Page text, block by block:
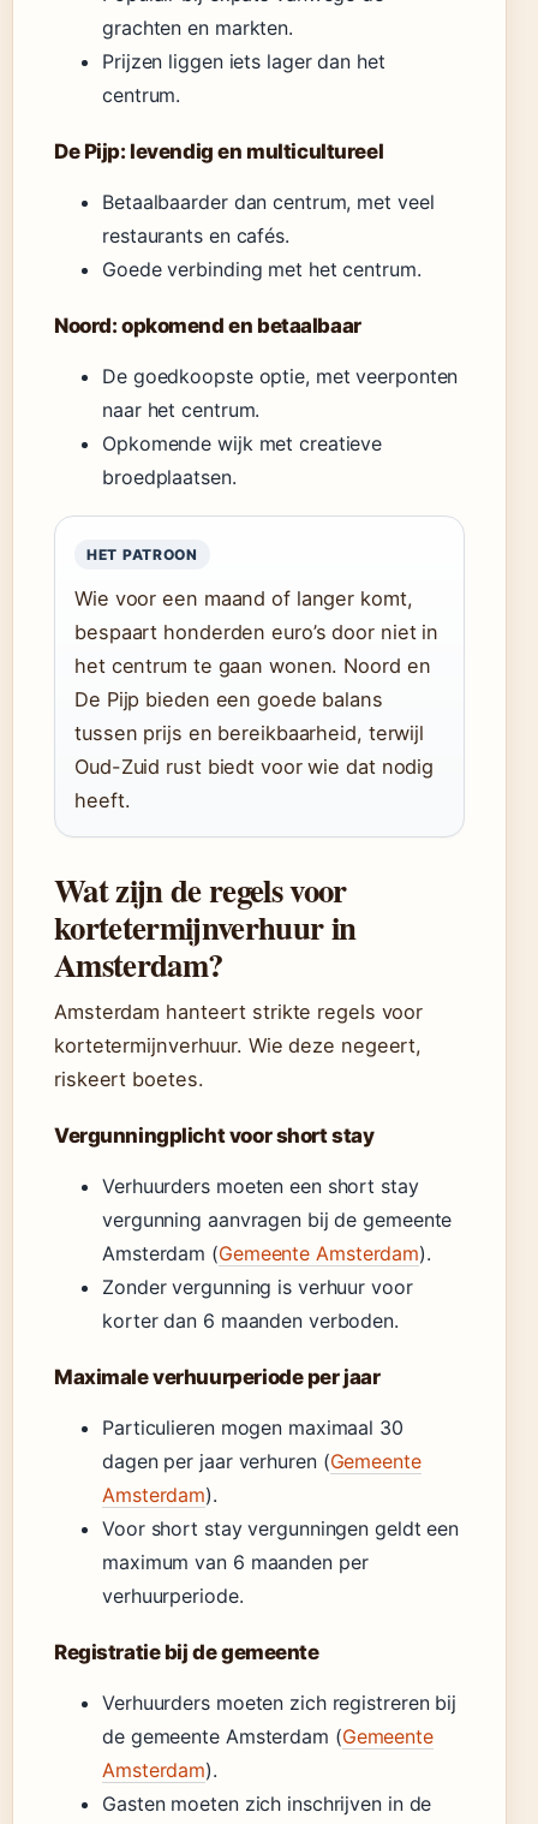
grachten en markten.
Prijzen liggen iets lager dan het
centrum.
De Pijp: levendig en multicultureel
Betaalbaarder dan centrum, met veel
restaurants en cafés.
Goede verbinding met het centrum.
Noord: opkomend en betaalbaar
De goedkoopste optie, met veerponten
naar het centrum.
Opkomende wijk met creatieve
broedplaatsen.
HET PATROON
Wie voor een maand of langer komt,
bespaart honderden euro’s door niet in
het centrum te gaan wonen. Noord en
De Pijp bieden een goede balans
tussen prijs en bereikbaarheid, terwijl
Oud-Zuid rust biedt voor wie dat nodig
heeft.
Wat zijn de regels voor
kortetermijnverhuur in
Amsterdam?
Amsterdam hanteert strikte regels voor
kortetermijnverhuur. Wie deze negeert,
riskeert boetes.
Vergunningplicht voor short stay
Verhuurders moeten een short stay
vergunning aanvragen bij de gemeente
Amsterdam (Gemeente Amsterdam).
Zonder vergunning is verhuur voor
korter dan 6 maanden verboden.
Maximale verhuurperiode per jaar
Particulieren mogen maximaal 30
dagen per jaar verhuren (Gemeente
Amsterdam).
Voor short stay vergunningen geldt een
maximum van 6 maanden per
verhuurperiode.
Registratie bij de gemeente
Verhuurders moeten zich registreren bij
de gemeente Amsterdam (Gemeente
Amsterdam).
Gasten moeten zich inschrijven in de